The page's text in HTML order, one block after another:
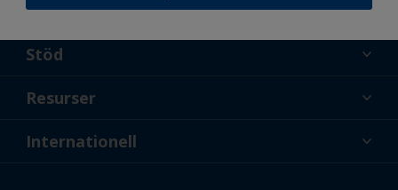
Stöd
Om oss
Resurser
Nyheter
Internationell